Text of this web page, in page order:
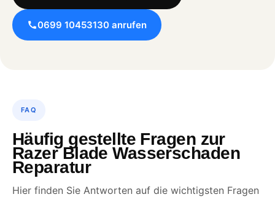
0699 10453130 anrufen
FAQ
Häufig gestellte Fragen zur
Razer Blade Wasserschaden
Reparatur
Hier finden Sie Antworten auf die wichtigsten Fragen